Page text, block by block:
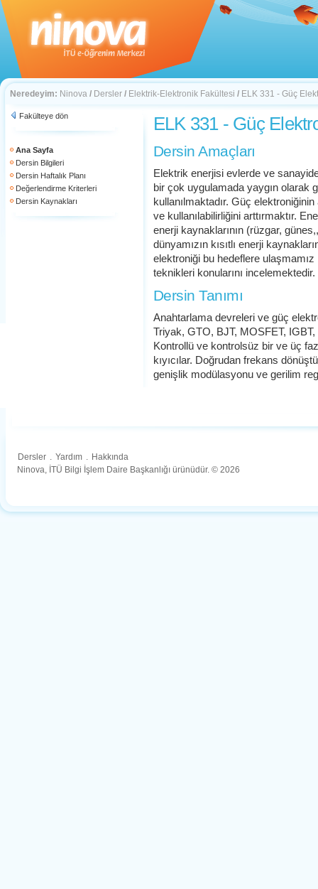
Neredeyim: Ninova / Dersler / Elektrik-Elektronik Fakültesi / ELK 331 - Güç
Fakülteye dön
Ana Sayfa
Dersin Bilgileri
Dersin Haftalık Planı
Değerlendirme Kriterleri
Dersin Kaynakları
ELK 331 - Güç
Dersin Amaçları
Elektrik enerjisi evlerde ve
bir çok uygulamada yaygın olarak
kullanılmaktadır. Güç
ve kullanılabilirliğini arttırmaktır.
enerji kaynaklarının (rüzgar,
dünyamızın kısıtlı enerji
elektroniği bu hedeflere
teknikleri konularını incelemektedir.
Dersin Tanımı
Anahtarlama devreleri ve güç
Triyak, GTO, BJT, MOSFET,
Kontrollü ve kontrolsüz bir ve üç
kıyıcılar. Doğrudan frekans
genişlik modülasyonu ve gerilim
Dersler . Yardım . Hakkında
Ninova, İTÜ Bilgi İşlem Daire Başkanlığı ürünüdür. © 2026